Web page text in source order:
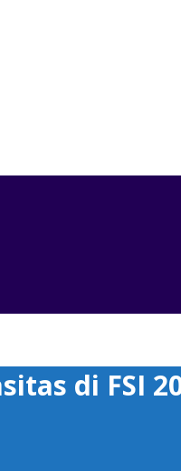
di FSI